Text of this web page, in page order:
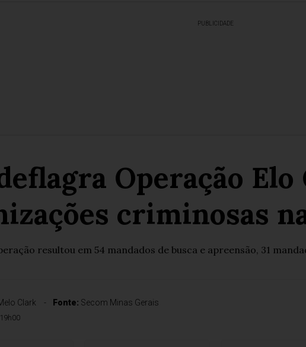
PUBLICIDADE
Operação
criminosas
resultou em 54 mandados de busca e apreensão, 31
Clark Fonte: Secom Minas Gerais